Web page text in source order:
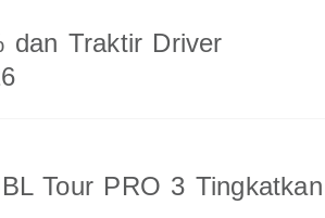
dan Traktir Driver
Tour PRO 3 Tingkatkan